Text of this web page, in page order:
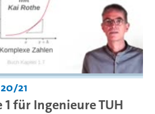
21
für Ingenieure TUH